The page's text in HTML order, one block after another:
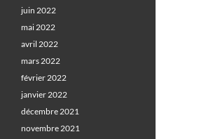
juin 2022
mai 2022
avril 2022
mars 2022
février 2022
janvier 2022
décembre 2021
novembre 2021